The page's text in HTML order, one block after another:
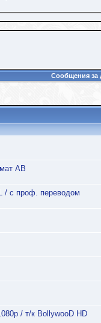
Сообщения за
АВ
/ с проф. переводом
/ т/к BollywooD HD